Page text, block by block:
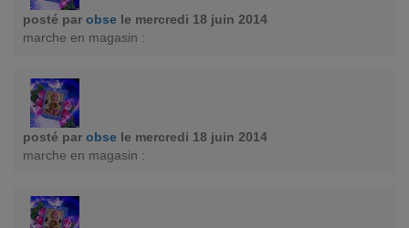
posté par obse le mercredi 18 juin 2014
marche en magasin :
posté par obse le mercredi 18 juin 2014
marche en magasin :